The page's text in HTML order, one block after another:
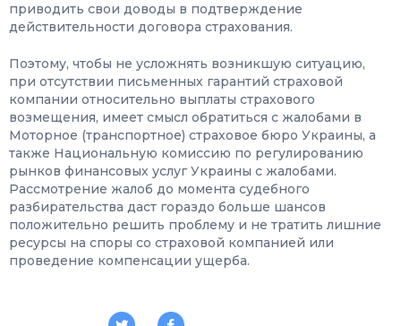
приводить свои доводы в подтверждение
действительности договора страхования.
Поэтому, чтобы не усложнять возникшую ситуацию,
при отсутствии письменных гарантий страховой
компании относительно выплаты страхового
возмещения, имеет смысл обратиться с жалобами в
Моторное (транспортное) страховое бюро Украины, а
также Национальную комиссию по регулированию
рынков финансовых услуг Украины с жалобами.
Рассмотрение жалоб до момента судебного
разбирательства даст гораздо больше шансов
положительно решить проблему и не тратить лишние
ресурсы на споры со страховой компанией или
проведение компенсации ущерба.